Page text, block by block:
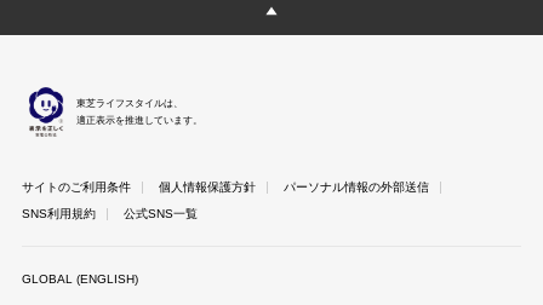
東芝ライフスタイルは、
適正表示を推進しています。
サイトのご利用条件 個人情報保護方針
パーソナル情報の外部送信
SNS利用規約
公式SNS一覧
GLOBAL (ENGLISH)